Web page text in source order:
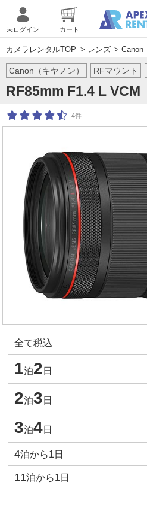
未ログイン カート
カメラレンタルTOP > レンズ > Canon
Canon（キヤノン）
RF85mm F1.4 L VCM
RFマウント
4件
全て税込
1泊2 日
2泊3 日
3泊4日
4泊から1日
11泊から1日